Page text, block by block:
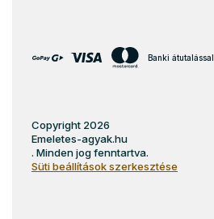
Banki átutalással
Copyright 2026
Emeletes-agyak.hu
. Minden jog fenntartva.
Süti beállítások szerkesztése